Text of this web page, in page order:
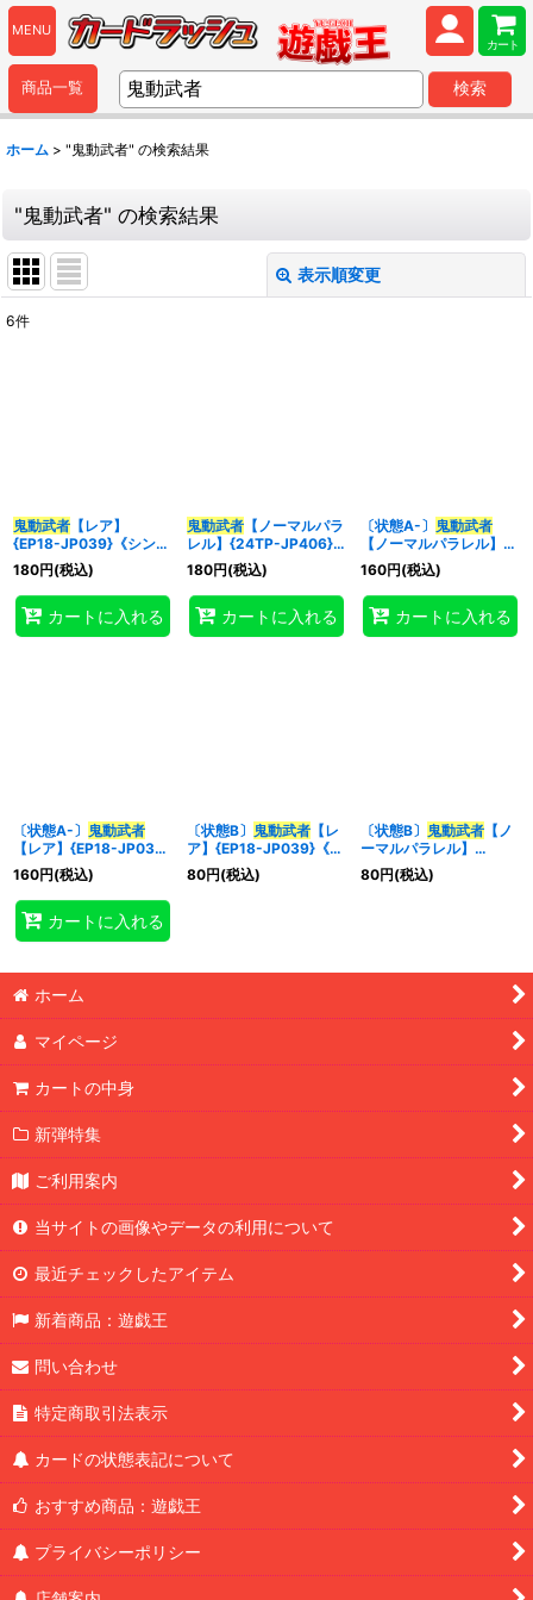
MENU
カート
商品一覧 検索
ホーム > "鬼動武者" の検索結果
"鬼動武者" の検索結果
表示順変更
カテゴリ:
特集:
6件
鬼動武者 【レア】
{EP18-JP039}《シンク
ロ》
180円(税込)
カートに入れる
鬼動武者【ノーマルパラ
レル】{24TP-JP406}
《シンクロ》
180円(税込)
カートに入れる
〔状態A-〕 鬼動武者
【ノーマルパラレル】
{24TP-JP406}《シン
クロ》
160円(税込)
カートに入れる
〔状態A-〕 鬼動武者
【レア】{EP18-JP039}
《シンクロ》
160円(税込)
カートに入れる
〔状態B〕 鬼動武者【レ
ア】{EP18-JP039}《シ
ンクロ》
80円(税込)
〔状態B〕 鬼動武者【ノ
ーマルパラレル】
{24TP-JP406}《シン
クロ》
80円(税込)
ホーム
マイページ
カートの中身
新弾特集
ご利用案内
当サイトの画像やデータの利用について
最近チェックしたアイテム
新着商品：遊戯王
問い合わせ
特定商取引法表示
カードの状態表記について
おすすめ商品：遊戯王
プライバシーポリシー